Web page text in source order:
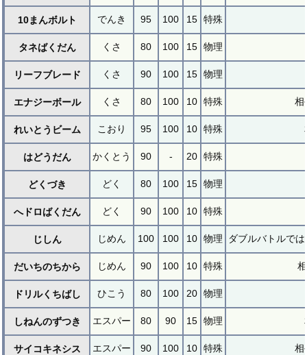
10まんボルト でんき 95 100 15 特殊
タネばくだん くさ 80 100 15 物理
リーフブレード くさ 90 100 15 物理
エナジーボール くさ 80 100 10 特殊 相
れいとうビーム こおり 95 100 10 特殊
はどうだん かくとう 90 - 20 特殊
どくづき どく 80 100 15 物理
へドロばくだん どく 90 100 10 特殊
じしん じめん 100 100 10 物理 ダブルバトルで
だいちのちから じめん 90 100 10 特殊
ドリルくちばし ひこう 80 100 20 物理
しねんのずつき エスパー 80 90 15 物理
サイコキネシス エスパー 90 100 10 特殊 相